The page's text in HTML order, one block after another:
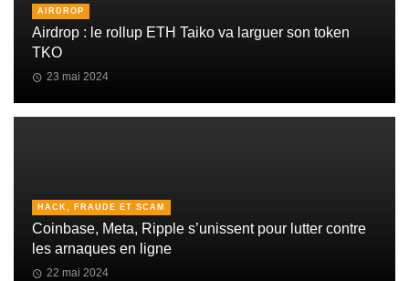
AIRDROP
Airdrop : le rollup ETH Taiko va larguer son token
TKO
23 mai 2024
HACK, FRAUDE ET SCAM
Coinbase, Meta, Ripple s’unissent pour lutter contre
les arnaques en ligne
22 mai 2024